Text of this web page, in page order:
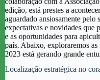
edição, está prestes a
aguardado ansiosamente pelo
expectativas e novidades que
e as oportunidades para
país. Abaixo, exploraremos
2023 está gerando grande
Localização estratégica no